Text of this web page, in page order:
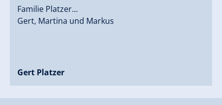
Familie Platzer...
Gert, Martina und Markus
Gert Platzer